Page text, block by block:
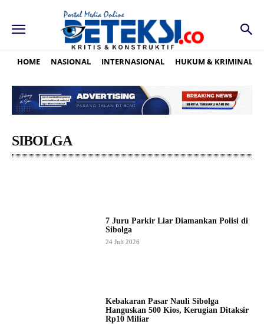
HOME NASIONAL INTERNASIONAL HUKUM & KRIMINAL
SIBOLGA
7 Juru Parkir Liar Diamankan Polisi di
Sibolga
24 Juli 2026
Kebakaran Pasar Nauli Sibolga
Hanguskan 500 Kios, Kerugian Ditaksir
Rp10 Miliar